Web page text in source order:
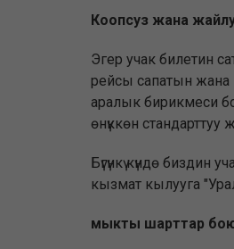
Коопсуз жана
Эгер учак билетин
рейсы сапатын жана
аралык бирикмеси
өнүккөн
Бүгүнкү күндө
кызмат кылууга
мыкты шарттар